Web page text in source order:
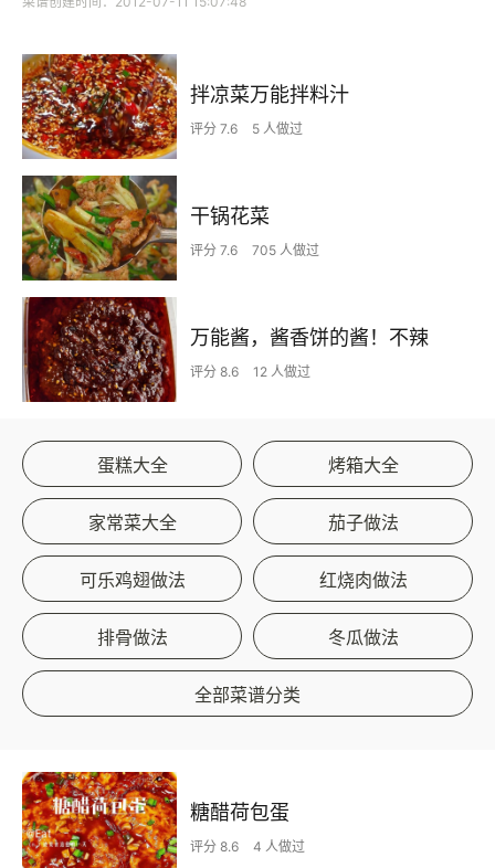
拌凉菜万能拌料汁
评分 7.6 5 人做过
干锅花菜
评分 7.6 705 人做过
万能酱，酱香饼的酱！不辣
评分 8.6 12 人做过
蛋糕大全 烤箱大全
家常菜大全 茄子做法
可乐鸡翅做法 红烧肉做法
排骨做法 冬瓜做法
全部菜谱分类
糖醋荷包蛋
评分 8.6 4 人做过